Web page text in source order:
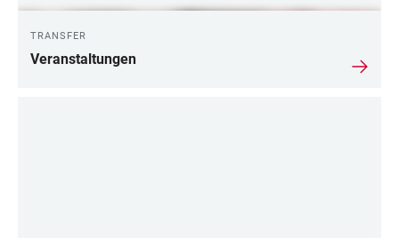
TRANSFER
Veranstaltungen